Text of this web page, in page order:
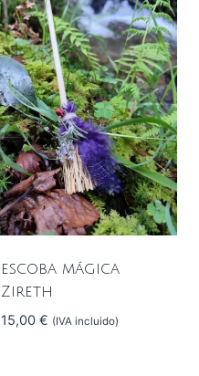
escoba mágica
Zireth
15,00 € (IVA incluido)